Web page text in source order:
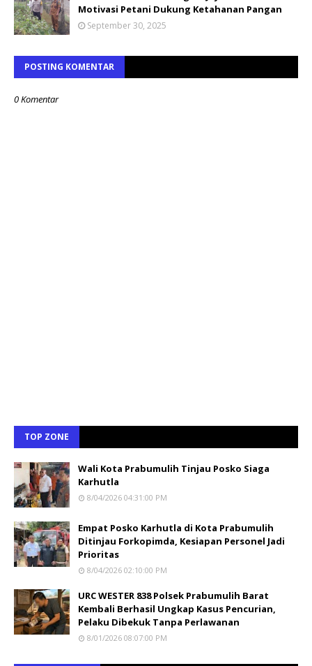
Motivasi Petani Dukung Ketahanan Pangan
September 30, 2025
POSTING KOMENTAR
0 Komentar
TOP ZONE
Wali Kota Prabumulih Tinjau Posko Siaga
Karhutla
8/04/2026 04:31:00 PM
Empat Posko Karhutla di Kota Prabumulih
Ditinjau Forkopimda, Kesiapan Personel Jadi
Prioritas
8/04/2026 02:10:00 PM
URC WESTER 838 Polsek Prabumulih Barat
Kembali Berhasil Ungkap Kasus Pencurian,
Pelaku Dibekuk Tanpa Perlawanan
8/01/2026 08:07:00 PM